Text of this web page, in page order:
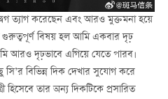
ত্যাগ করেছেন এবং আরও মুক্তমনা হয়ে
গুরুত্বপূর্ণ বিষয় হল আমি একবার দৃঢ়
আরও দৃঢ়ভাবে এগিয়ে যেতে পারব।
সি’র বিভিন্ন দিক দেখার সুযোগ করে
তার অন্য দিকটিকে প্রসারিত